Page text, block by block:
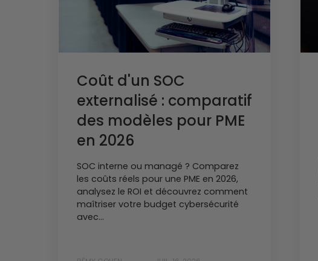
Coût d'un SOC
externalisé : comparatif
des modèles pour PME
en 2026
SOC interne ou managé ? Comparez
les coûts réels pour une PME en 2026,
analysez le ROI et découvrez comment
maîtriser votre budget cybersécurité
avec...